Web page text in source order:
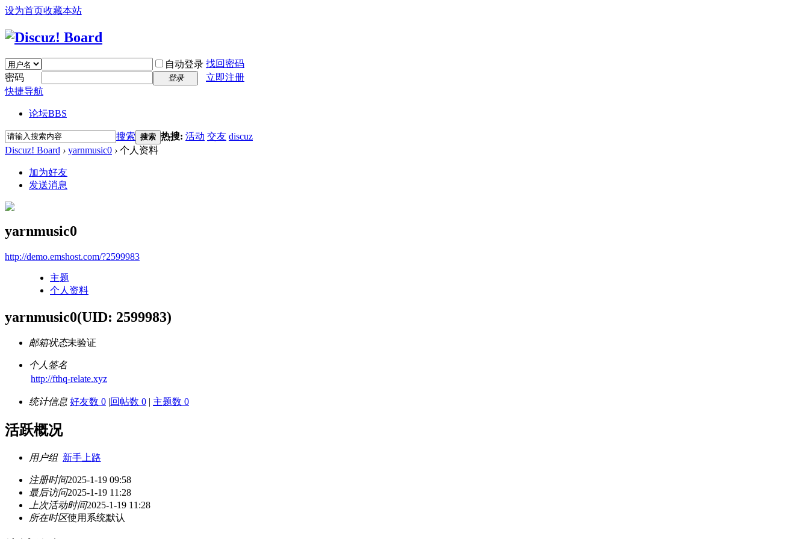
设为首页收藏本站
自动登录 找回密码
密码
登录
立即注册
快捷导航
论坛BBS
搜索 搜索 热搜: 活动 交友 discuz
Discuz! Board › yarnmusic0 › 个人资料
加为好友
发送消息
yarnmusic0
http://demo.emshost.com/?2599983
主题
个人资料
yarnmusic0(UID: 2599983)
邮箱状态未验证
个人签名
http://fthq-relate.xyz
统计信息 好友数 0 |回帖数 0 | 主题数 0
活跃概况
用户组 新手上路
注册时间2025-1-19 09:58
最后访问2025-1-19 11:28
上次活动时间2025-1-19 11:28
所在时区使用系统默认